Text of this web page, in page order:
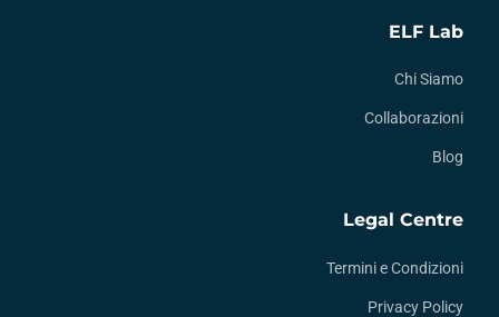
ELF Lab
Chi Siamo
Collaborazioni
Blog
Legal Centre
Termini e Condizioni
Privacy Policy